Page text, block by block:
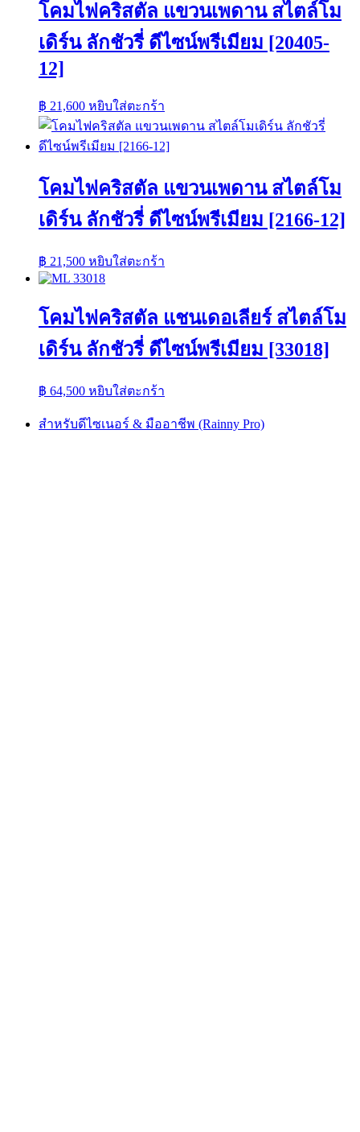
โคมไฟคริสตัล แขวนเพดาน สไตล์โม
เดิร์น ลักชัวรี่ ดีไซน์พรีเมียม [20405-
12]
฿ 21,600 หยิบใส่ตะกร้า
โคมไฟคริสตัล แขวนเพดาน สไตล์โม
เดิร์น ลักชัวรี่ ดีไซน์พรีเมียม [2166-12]
฿ 21,500 หยิบใส่ตะกร้า
โคมไฟคริสตัล แชนเดอเลียร์ สไตล์โม
เดิร์น ลักชัวรี่ ดีไซน์พรีเมียม [33018]
฿ 64,500 หยิบใส่ตะกร้า
สำหรับดีไซเนอร์ & มืออาชีพ (Rainny Pro)